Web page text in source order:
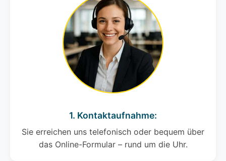
1. Kontaktaufnahme:
Sie erreichen uns telefonisch oder bequem über
das Online-Formular – rund um die Uhr.